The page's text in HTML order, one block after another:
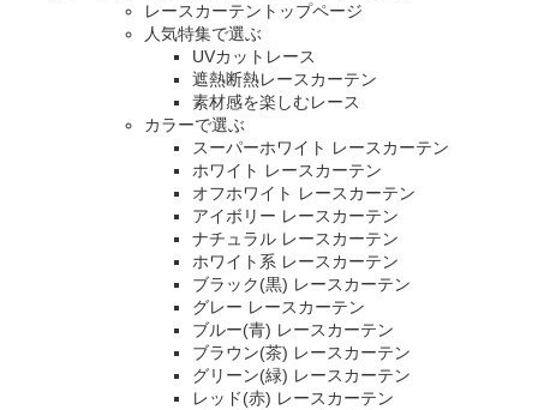
レースカーテントップページ
人気特集で選ぶ
UVカットレース
遮熱断熱レースカーテン
素材感を楽しむレース
カラーで選ぶ
スーパーホワイト レースカーテン
ホワイト レースカーテン
オフホワイト レースカーテン
アイボリー レースカーテン
ナチュラル レースカーテン
ホワイト系 レースカーテン
ブラック(黒) レースカーテン
グレー レースカーテン
ブルー(青) レースカーテン
ブラウン(茶) レースカーテン
グリーン(緑) レースカーテン
レッド(赤) レースカーテン